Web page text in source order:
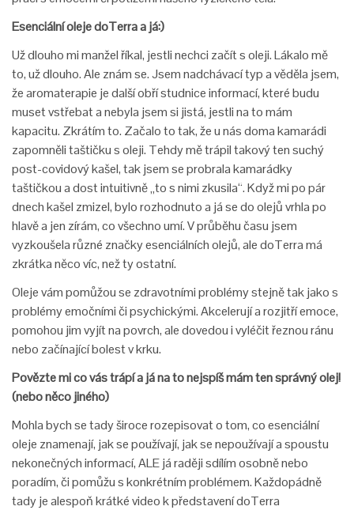
Esenciální oleje doTerra a já:)
Už dlouho mi manžel říkal, jestli nechci začít s oleji. Lákalo mě
to, už dlouho. Ale znám se. Jsem nadchávací typ a věděla jsem,
že aromaterapie je další obří studnice informací, které budu
muset vstřebat a nebyla jsem si jistá, jestli na to mám
kapacitu. Zkrátím to. Začalo to tak, že u nás doma kamarádi
zapomněli taštičku s oleji. Tehdy mě trápil takový ten suchý
post-covidový kašel, tak jsem se probrala kamarádky
taštičkou a dost intuitivně „to s nimi zkusila“. Když mi po pár
dnech kašel zmizel, bylo rozhodnuto a já se do olejů vrhla po
hlavě a jen zírám, co všechno umí. V průběhu času jsem
vyzkoušela různé značky esenciálních olejů, ale doTerra má
zkrátka něco víc, než ty ostatní.
Oleje vám pomůžou se zdravotními problémy stejně tak jako s
problémy emočními či psychickými. Akcelerují a rozjitří emoce,
pomohou jim vyjít na povrch, ale dovedou i vyléčit řeznou ránu
nebo začínající bolest v krku.
Povězte mi co vás trápí a já na to nejspíš mám ten správný olej!
(nebo něco jiného)
Mohla bych se tady široce rozepisovat o tom, co esenciální
oleje znamenají, jak se používají, jak se nepoužívají a spoustu
nekonečných informací, ALE já raději sdílím osobně nebo
poradím, či pomůžu s konkrétním problémem. Každopádně
tady je alespoň krátké video k představení doTerra